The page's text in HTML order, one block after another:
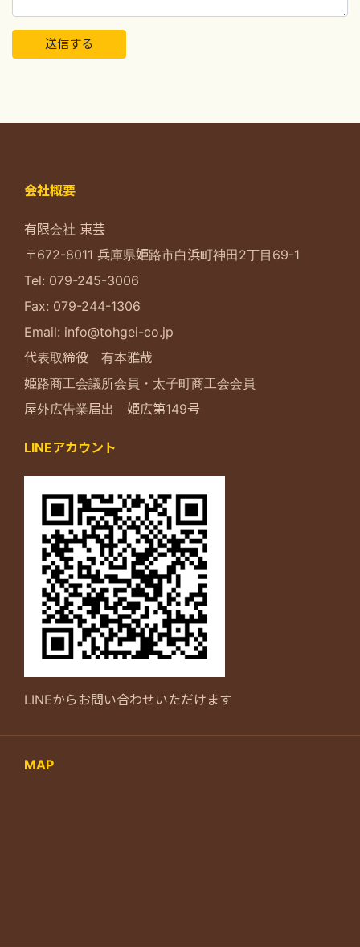
会社概要
有限会社 東芸
〒672-8011 兵庫県姫路市白浜町神田2丁目69-1
Tel: 079-245-3006
Fax: 079-244-1306
Email: info@tohgei-co.jp
代表取締役 有本雅哉
姫路商工会議所会員・太子町商工会会員
屋外広告業届出 姫広第149号
LINEアカウント
LINEからお問い合わせいただけます
MAP